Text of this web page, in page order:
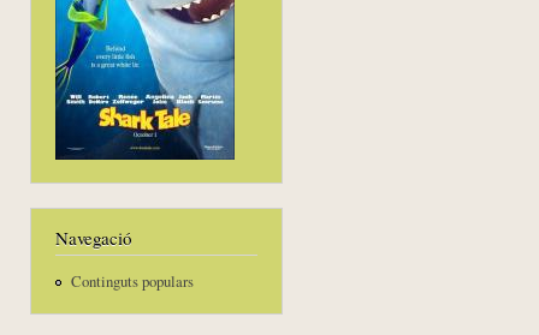
Navegació
Continguts populars